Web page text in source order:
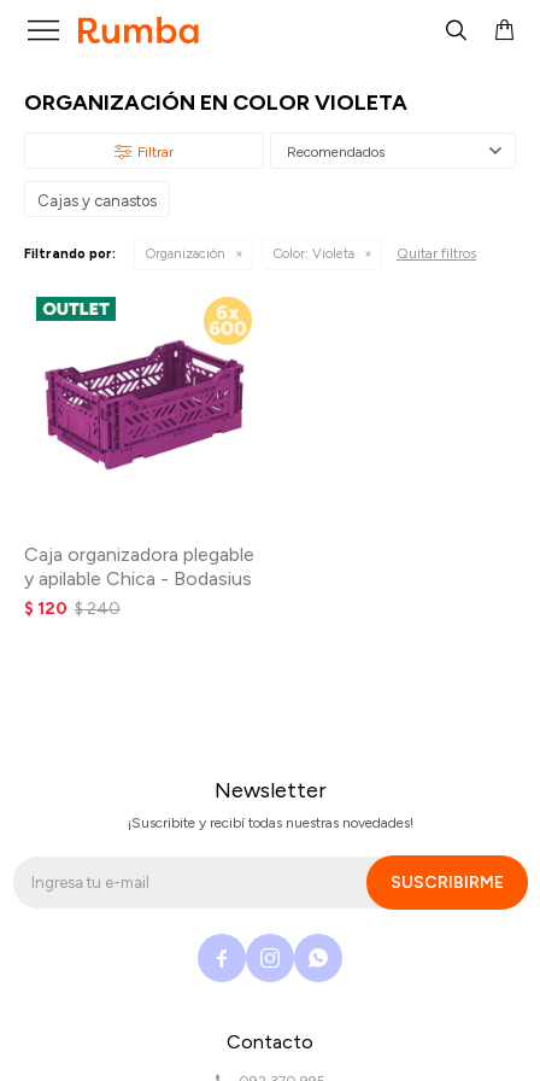

ORGANIZACIÓN EN COLOR VIOLETA
Recomendados
Cajas y canastos
Filtrando por: Organización Color: Violeta Quitar filtros
Caja organizadora plegable
y apilable Chica - Bodasius
$ 120 $240
Contacto
Newsletter
¡Suscribite y recibí todas nuestras novedades!
SUSCRIBIRME
  